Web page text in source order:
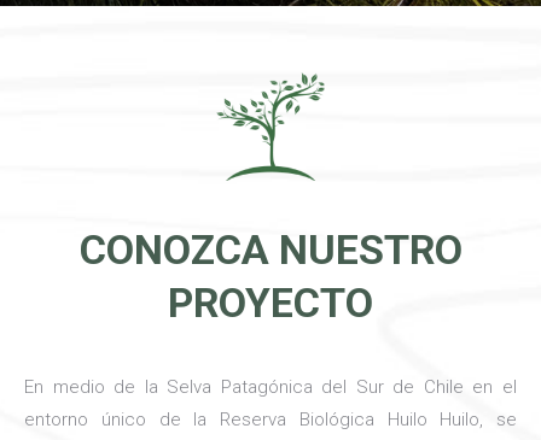
CONOZCA NUESTRO
PROYECTO
En medio de la Selva Patagónica del Sur de Chile en el
entorno único de la Reserva Biológica Huilo Huilo, se